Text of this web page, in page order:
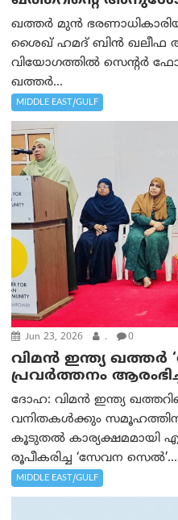
ഖത്തർ മുൻ
ശൈഖ് ഹമദ് ബിൻ ഖലീഫ
വിയോഗത്തിൽ സെന്റർ
ഖത്തർ...
MIDDLE EAST/GULF
Jun 23, 2026 . 0
വിമന്‍ ഇന്ത്യ ഖത്തർ
പ്രവർത്തനം
ദോഹ: വിമന്‍ ഇന്ത്യ
വനിതകൾക്കും
കൂടുതൽ കാര്യക്ഷമമായി
രൂപീകരിച്ച ‘സേവന സെൽ’...
MIDDLE EAST/GULF